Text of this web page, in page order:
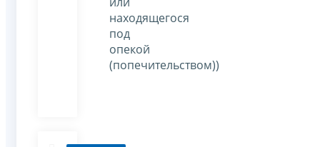
находящегося
под
опекой
(попечительством))